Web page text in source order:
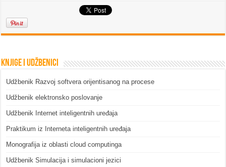
Knjige i udžbenici
Udžbenik Razvoj softvera orijentisanog na procese
Udžbenik elektronsko poslovanje
Udžbenik Internet inteligentnih uređaja
Praktikum iz Interneta inteligentnih uređaja
Monografija iz oblasti cloud computinga
Udžbenik Simulacija i simulacioni jezici